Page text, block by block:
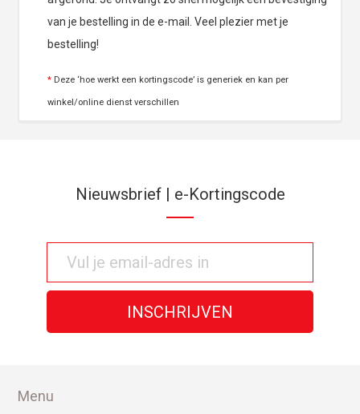
van je bestelling in de e-mail. Veel plezier met je
bestelling!
* Deze ‘hoe werkt een kortingscode’ is generiek en kan per
winkel/online dienst verschillen
Nieuwsbrief | e-Kortingscode
Menu